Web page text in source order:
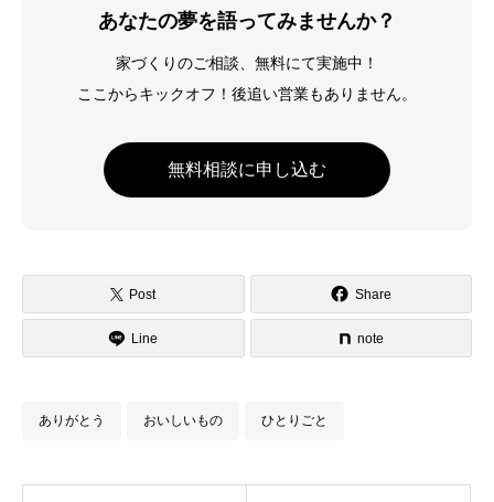
あなたの夢を語ってみませんか？
家づくりのご相談、無料にて実施中！
ここからキックオフ！後追い営業もありません。
無料相談に申し込む
Post Share
Line note
ありがとう おいしいもの ひとりごと